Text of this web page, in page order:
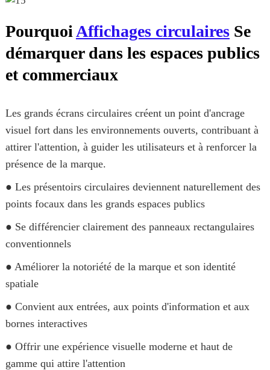
Pourquoi Affichages circulairesSe
démarquer dans les espaces publics
et commerciaux
Les grands écrans circulaires créent un point d'ancrage
visuel fort dans les environnements ouverts, contribuant à
attirer l'attention, à guider les utilisateurs et à renforcer la
présence de la marque.
● Les présentoirs circulaires deviennent naturellement des
points focaux dans les grands espaces publics
● Se différencier clairement des panneaux rectangulaires
conventionnels
● Améliorer la notoriété de la marque et son identité
spatiale
● Convient aux entrées, aux points d'information et aux
bornes interactives
● Offrir une expérience visuelle moderne et haut de
gamme qui attire l'attention